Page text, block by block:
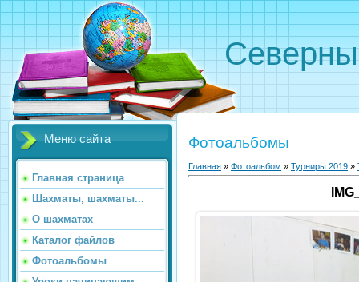
Меню сайта
Главная страница
Шахматы, шахматы...
О шахматах
Каталог файлов
Фотоальбомы
Фотоальбомы
Главная » Фотоальбом » Турниры 2019 »